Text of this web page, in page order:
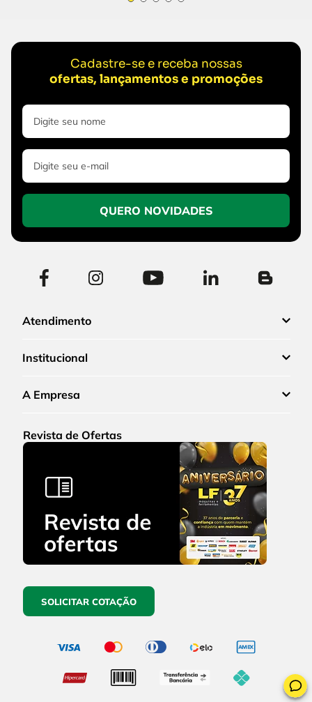
Cadastre-se e receba nossas
ofertas, lançamentos e promoções
QUERO NOVIDADES
Atendimento
Institucional
A Empresa
Revista de Ofertas
SOLICITAR COTAÇÃO